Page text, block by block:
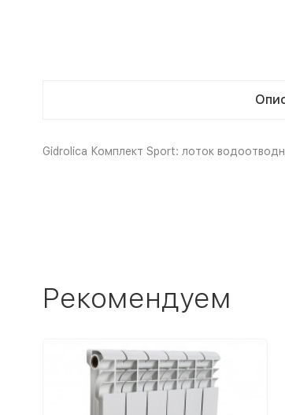
Gidrolica Комплект Sport: лоток
Рекомендуем